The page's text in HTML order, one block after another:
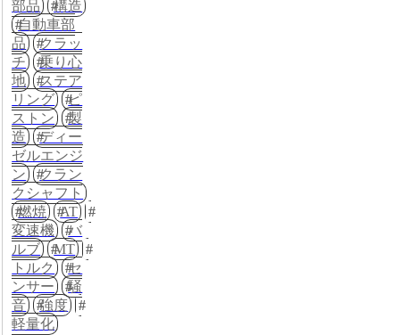
部品
構造
自動車部
品
クラッ
チ
乗り心
地
ステア
リング
ピ
ストン
製
造
ディー
ゼルエンジ
ン
クラン
クシャフト
燃焼
AT
変速機
バ
ルブ
MT
トルク
セ
ンサー
騒
音
強度
軽量化